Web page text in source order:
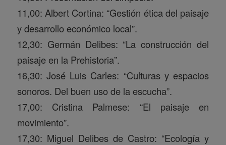
11,00: Albert Cortina: “Gestión ética del paisaje
y desarrollo económico local”.
12,30: Germán Delibes: “La construcción del
paisaje en la Prehistoria”.
16,30: José Luis Carles: “Culturas y espacios
sonoros. Del buen uso de la escucha”.
17,00: Cristina Palmese: “El paisaje en
movimiento”.
17,30: Miguel Delibes de Castro: “Ecología y